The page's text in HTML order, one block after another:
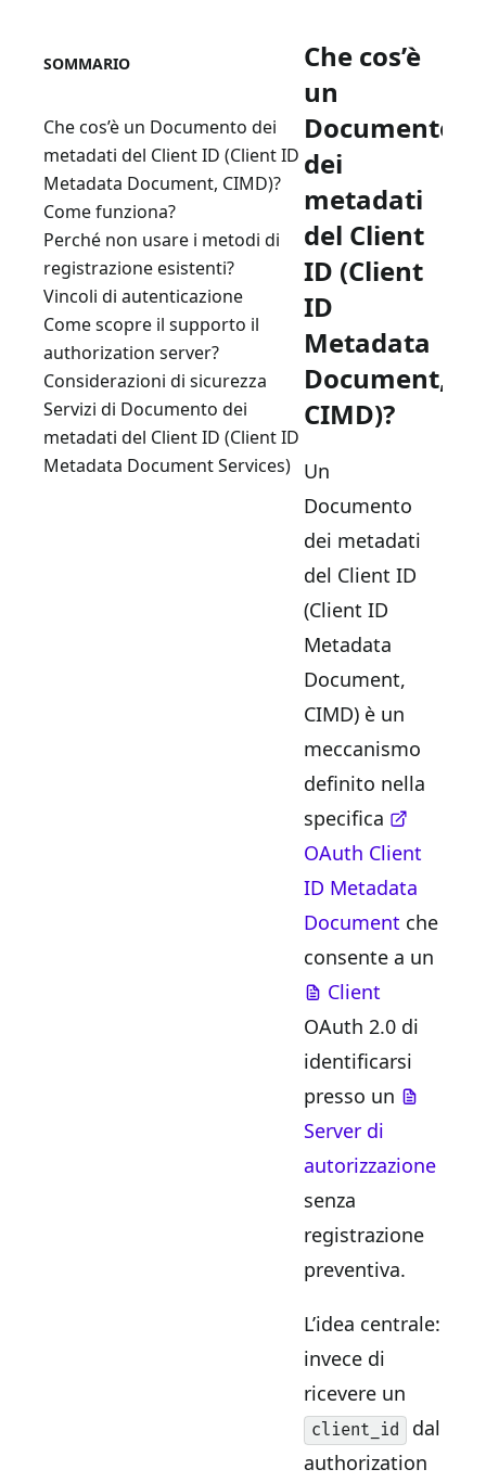
SOMMARIO
Che cos’è un Documento dei
metadati del Client ID (Client ID
Metadata Document, CIMD)?
Come funziona?
Perché non usare i metodi di
registrazione esistenti?
Vincoli di autenticazione
Come scopre il supporto il
authorization server?
Considerazioni di sicurezza
Servizi di Documento dei
metadati del Client ID (Client ID
Metadata Document Services)
Che cos’è
un
Documento
dei
metadati
del Client
ID (Client
ID
Metadata
Document,
CIMD)?
Un
Documento
dei metadati
del Client ID
(Client ID
Metadata
Document,
CIMD) è un
meccanismo
definito nella
specifica
OAuth Client
ID Metadata
Document che
consente a un
Client
OAuth 2.0 di
identificarsi
presso un
Server di
autorizzazione
senza
registrazione
preventiva.
L’idea centrale:
invece di
ricevere un
client_id
dal
authorization